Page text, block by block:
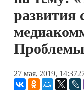
развития
Проблемы
27 мая, 2019, 14:37